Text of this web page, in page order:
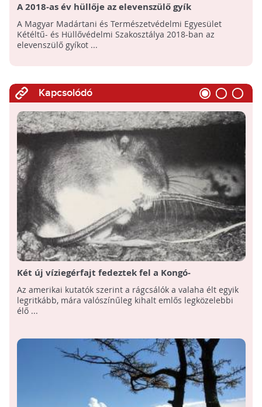
A 2018-as év hüllője az elevenszülő gyík
A Magyar Madártani és Természetvédelmi Egyesület
Kétéltű- és Hüllővédelmi Szakosztálya 2018-ban az
elevenszülő gyíkot ...
Kapcsolódó
Két új víziegérfajt fedeztek fel a Kongó-
medencében
Az amerikai kutatók szerint a rágcsálók a valaha élt egyik
legritkább, mára valószínűleg kihalt emlős legközelebbi
élő ...